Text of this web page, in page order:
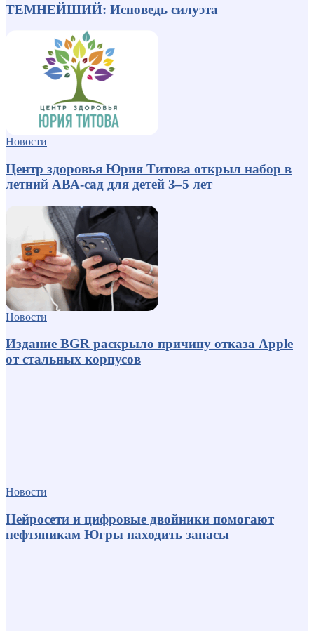
ТЕМНЕЙШИЙ: Исповедь силуэта
Новости
Центр здоровья Юрия Титова открыл набор в
летний АВА-сад для детей 3–5 лет
Новости
Издание BGR раскрыло причину отказа Apple
от стальных корпусов
Новости
Нейросети и цифровые двойники помогают
нефтяникам Югры находить запасы